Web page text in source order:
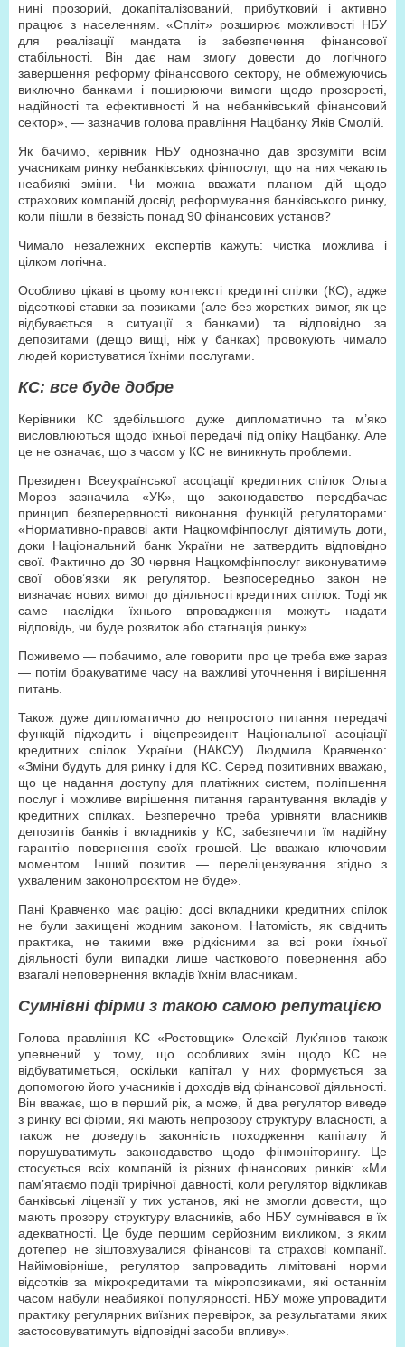
нині прозорий, докапіталізований, прибутковий і активно
працює з населенням. «Спліт» розширює можливості НБУ
для реалізації мандата із забезпечення фінансової
стабільності. Він дає нам змогу довести до логічного
завершення реформу фінансового сектору, не обмежуючись
виключно банками і поширюючи вимоги щодо прозорості,
надійності та ефективності й на небанківський фінансовий
сектор», — зазначив голова правління Нацбанку Яків Смолій.
Як бачимо, керівник НБУ однозначно дав зрозуміти всім
учасникам ринку небанківських фінпослуг, що на них чекають
неабиякі зміни. Чи можна вважати планом дій щодо
страхових компаній досвід реформування банківського ринку,
коли пішли в безвість понад 90 фінансових установ?
Чимало незалежних експертів кажуть: чистка можлива і
цілком логічна.
Особливо цікаві в цьому контексті кредитні спілки (КС), адже
відсоткові ставки за позиками (але без жорстких вимог, як це
відбувається в ситуації з банками) та відповідно за
депозитами (дещо вищі, ніж у банках) провокують чимало
людей користуватися їхніми послугами.
КС: все буде добре
Керівники КС здебільшого дуже дипломатично та м’яко
висловлюються щодо їхньої передачі під опіку Нацбанку. Але
це не означає, що з часом у КС не виникнуть проблеми.
Президент Всеукраїнської асоціації кредитних спілок Ольга
Мороз зазначила «УК», що законодавство передбачає
принцип безперервності виконання функцій регуляторами:
«Нормативно-правові акти Нацкомфінпослуг діятимуть доти,
доки Національний банк України не затвердить відповідно
свої. Фактично до 30 червня Нацкомфінпослуг виконуватиме
свої обов’язки як регулятор. Безпосередньо закон не
визначає нових вимог до діяльності кредитних спілок. Тоді як
саме наслідки їхнього впровадження можуть надати
відповідь, чи буде розвиток або стагнація ринку».
Поживемо — побачимо, але говорити про це треба вже зараз
— потім бракуватиме часу на важливі уточнення і вирішення
питань.
Також дуже дипломатично до непростого питання передачі
функцій підходить і віцепрезидент Національної асоціації
кредитних спілок України (НАКСУ) Людмила Кравченко:
«Зміни будуть для ринку і для КС. Серед позитивних вважаю,
що це надання доступу для платіжних систем, поліпшення
послуг і можливе вирішення питання гарантування вкладів у
кредитних спілках. Безперечно треба урівняти власників
депозитів банків і вкладників у КС, забезпечити їм надійну
гарантію повернення своїх грошей. Це вважаю ключовим
моментом. Інший позитив — переліцензування згідно з
ухваленим законопроєктом не буде».
Пані Кравченко має рацію: досі вкладники кредитних спілок
не були захищені жодним законом. Натомість, як свідчить
практика, не такими вже рідкісними за всі роки їхньої
діяльності були випадки лише часткового повернення або
взагалі неповернення вкладів їхнім власникам.
Сумнівні фірми з такою самою репутацією
Голова правління КС «Ростовщик» Олексій Лук’янов також
упевнений у тому, що особливих змін щодо КС не
відбуватиметься, оскільки капітал у них формується за
допомогою його учасників і доходів від фінансової діяльності.
Він вважає, що в перший рік, а може, й два регулятор виведе
з ринку всі фірми, які мають непрозору структуру власності, а
також не доведуть законність походження капіталу й
порушуватимуть законодавство щодо фінмоніторингу. Це
стосується всіх компаній із різних фінансових ринків: «Ми
пам’ятаємо події трирічної давності, коли регулятор відкликав
банківські ліцензії у тих установ, які не змогли довести, що
мають прозору структуру власників, або НБУ сумнівався в їх
адекватності. Це буде першим серйозним викликом, з яким
дотепер не зіштовхувалися фінансові та страхові компанії.
Найімовірніше, регулятор запровадить лімітовані норми
відсотків за мікрокредитами та мікропозиками, які останнім
часом набули неабиякої популярності. НБУ може упровадити
практику регулярних виїзних перевірок, за результатами яких
застосовуватимуть відповідні засоби впливу».